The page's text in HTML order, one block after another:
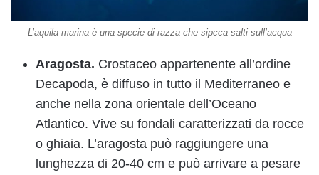
L’aquila marina è una specie di razza che sipcca salti sull’acqua
Aragosta. Crostaceo appartenente all’ordine
Decapoda, è diffuso in tutto il Mediterraneo e
anche nella zona orientale dell’Oceano
Atlantico. Vive su fondali caratterizzati da rocce
o ghiaia. L’aragosta può raggiungere una
lunghezza di 20-40 cm e può arrivare a pesare